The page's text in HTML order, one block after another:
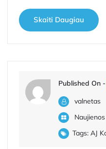
Skaiti Daugiau
Published On -
valnetas
Naujienos
Tags: AJ